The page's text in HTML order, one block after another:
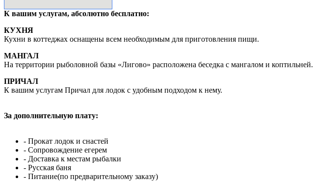
К вашим услугам, абсолютно бесплатно:
КУХНЯ
Кухни в коттеджах оснащены всем необходимым для приготовления пищи.
МАНГАЛ
На территории рыболовной базы «Лигово» расположена беседка с мангалом и коптильней.
ПРИЧАЛ
К вашим услугам Причал для лодок с удобным подходом к нему.
За дополнительную плату:
- Прокат лодок и снастей
- Сопровождение егерем
- Доставка к местам рыбалки
- Русская баня
- Питание(по предварительному заказу)